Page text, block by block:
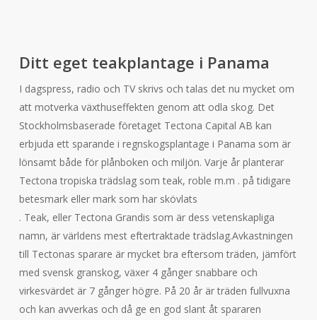
Ditt eget teakplantage i Panama
I dagspress, radio och TV skrivs och talas det nu mycket om
att motverka växthuseffekten genom att odla skog. Det
Stockholmsbaserade företaget Tectona Capital AB kan
erbjuda ett sparande i regnskogsplantage i Panama som är
lönsamt både för plånboken och miljön. Varje år planterar
Tectona tropiska trädslag som teak, roble m.m . på tidigare
betesmark eller mark som har skövlats
. Teak, eller Tectona Grandis som är dess vetenskapliga
namn, är världens mest eftertraktade trädslag.Avkastningen
till Tectonas sparare är mycket bra eftersom träden, jämfört
med svensk granskog, växer 4 gånger snabbare och
virkesvärdet är 7 gånger högre. På 20 år är träden fullvuxna
och kan avverkas och då ge en god slant åt spararen